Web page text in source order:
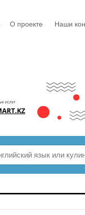
О проекте Наши